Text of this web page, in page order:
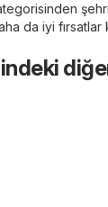
da iyi fırsatlar